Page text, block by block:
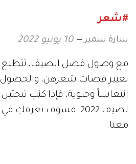
#شعر
سارة سمير 10 يونيو 2022
مع وصول فصل الصيف، تتطلع
تغيير قصات شعرهن، والحصول
انتعاشاً وحيوية، فإذا كنتِ
لصيف 2022، فسوف نعرفكِ
معنا.